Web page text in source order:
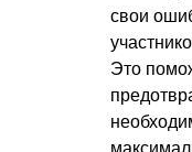
свои
Это